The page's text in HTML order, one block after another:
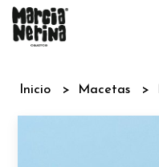
Inicio Macetas